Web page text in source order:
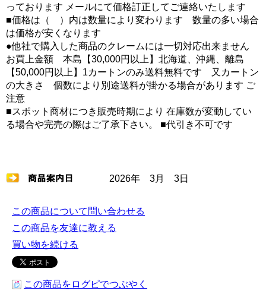
っております メールにて価格訂正してご連絡いたします
■価格は（ ）内は数量により変わります 数量の多い場合
は価格が安くなります
●他社で購入した商品のクレームには一切対応出来ません
お買上金額 本島【30,000円以上】北海道、沖縄、離島
【50,000円以上】1カートンのみ送料無料です 又カートン
の大きさ 個数により別途送料が掛かる場合があります ご
注意
■スポット商材につき販売時期により 在庫数が変動してい
る場合や完売の際はご了承下さい。 ■代引き不可です
2026年 3月 3日
この商品について問い合わせる
この商品を友達に教える
買い物を続ける
この商品をログピでつぶやく